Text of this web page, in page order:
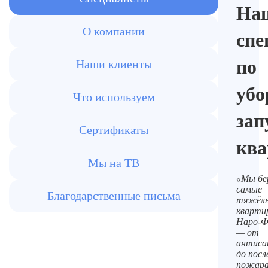
О компании
Наши клиенты
Что используем
Сертификаты
Мы на ТВ
Благодарственные письма
по
«Мы
самые
Наро-
— от
до